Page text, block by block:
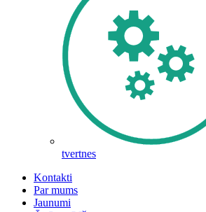
tvertnes
Kontakti
Par mums
Jaunumi